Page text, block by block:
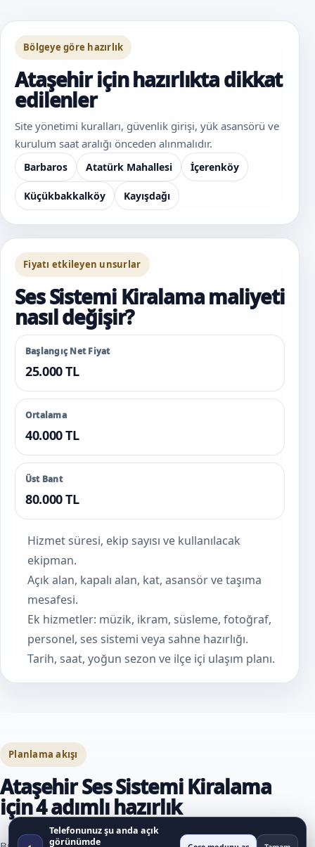
Bölgeye göre hazırlık
Ataşehir için hazırlıkta dikkat
edilenler
Site yönetimi kuralları, güvenlik girişi, yük asansörü ve
kurulum saat aralığı önceden alınmalıdır.
Barbaros Atatürk Mahallesi İçerenköy
Küçükbakkalköy Kayışdağı
Fiyatı etkileyen unsurlar
Ses Sistemi Kiralama maliyeti
nasıl değişir?
Başlangıç Net Fiyat
25.000 TL
Ortalama
40.000 TL
Üst Bant
80.000 TL
Hizmet süresi, ekip sayısı ve kullanılacak
ekipman.
Açık alan, kapalı alan, kat, asansör ve taşıma
mesafesi.
Ek hizmetler: müzik, ikram, süsleme, fotoğraf,
personel, ses sistemi veya sahne hazırlığı.
Tarih, saat, yoğun sezon ve ilçe içi ulaşım planı.
Planlama akışı
Ataşehir Ses Sistemi Kiralama
için 4 adımlı hazırlık
Telefonunuz şu anda açık
görünümde